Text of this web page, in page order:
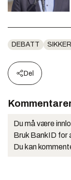
DEBATT
Del
Du må være
Bruk BankID for
Du kan